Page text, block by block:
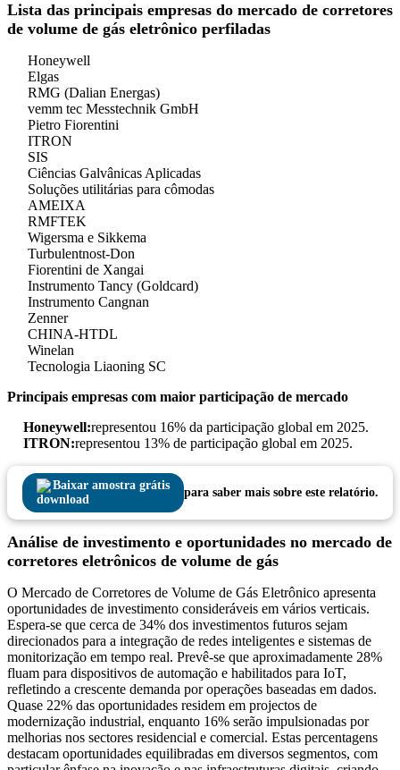
Lista das principais empresas do mercado de corretores
de volume de gás eletrônico perfiladas
Honeywell
Elgas
RMG (Dalian Energas)
vemm tec Messtechnik GmbH
Pietro Fiorentini
ITRON
SIS
Ciências Galvânicas Aplicadas
Soluções utilitárias para cômodas
AMEIXA
RMFTEK
Wigersma e Sikkema
Turbulentnost-Don
Fiorentini de Xangai
Instrumento Tancy (Goldcard)
Instrumento Cangnan
Zenner
CHINA-HTDL
Winelan
Tecnologia Liaoning SC
Principais empresas com maior participação de mercado
Honeywell:representou 16% da participação global em 2025.
ITRON:representou 13% de participação global em 2025.
Baixar amostra grátis
para saber mais sobre este relatório.
Análise de investimento e oportunidades no mercado de
corretores eletrônicos de volume de gás
O Mercado de Corretores de Volume de Gás Eletrônico apresenta
oportunidades de investimento consideráveis ​​em vários verticais.
Espera-se que cerca de 34% dos investimentos futuros sejam
direcionados para a integração de redes inteligentes e sistemas de
monitorização em tempo real. Prevê-se que aproximadamente 28%
fluam para dispositivos de automação e habilitados para IoT,
refletindo a crescente demanda por operações baseadas em dados.
Quase 22% das oportunidades residem em projectos de
modernização industrial, enquanto 16% serão impulsionadas por
melhorias nos sectores residencial e comercial. Estas percentagens
destacam oportunidades equilibradas em diversos segmentos, com